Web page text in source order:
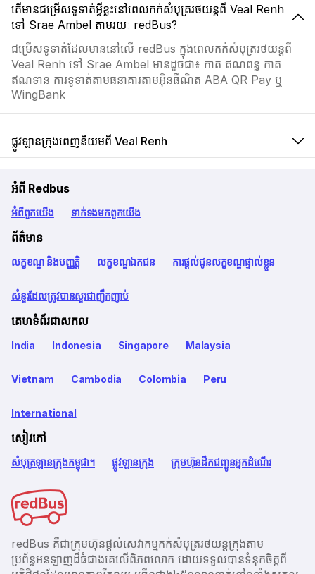
តើមានជម្រើសទូទាត់អ្វីខ្លះនៅពេលកក់សំបុត្ររថយន្តពី Veal Renh
ទៅ Srae Ambel តាមរយៈ redBus?
ជម្រើសទូទាត់ដែលមាននៅលើ redBus ក្នុងពេលកក់សំបុត្ររថយន្តពី
Veal Renh ទៅ Srae Ambel មានដូចជា៖ កាត ឥណពន្ធ កាត
ឥណទាន ការទូទាត់តាមធនាគារតាមអ៊ិនធឺណិត ABA QR Pay ឬ
WingBank
ផ្លូវឡានក្រុងពេញនិយមពី Veal Renh
អំពី Redbus
អំពី​ពួក​យើង ទាក់ទង​មក​ពួក​យើង
ព័ត៌មាន
លក្ខខណ្ឌ និងបញ្ញត្តិ លក្ខខណ្ឌឯកជន ការផ្តល់ជូនលក្ខខណ្ឌផ្ទាល់ខ្លួន
សំនួរដែលត្រូវបានសួរជាញឹកញាប់
គេហទំព័រជាសកល
India Indonesia Singapore Malaysia
Vietnam Cambodia Colombia Peru
International
សៀវភៅ
សំបុត្រឡានក្រុងកម្ពុជា។ ផ្លូវឡានក្រុង ក្រុមហ៊ុនដឹកជញ្ជូនអ្នកដំណើរ
redBus គឺជាក្រុមហ៊ុនផ្តល់សេវាកម្មកក់សំបុត្ររថយន្តក្រុងតាម
ប្រព័ន្ធអនឡាញដ៏ធំជាងគេលើពិភពលោក ដោយទទួលបានទំនុកចិត្តពី